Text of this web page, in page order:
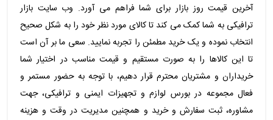
آخرین قیمت روز بازار برای شما فراهم می آورد. وب سایت بازار
ترافیکی به شما کمک می کند تا کالای مورد نظر خود را به شکل صحیح
انتخاب نموده و یک خرید مطمئن را تجربه نمایید. سعی ما بر آن است
تا این کالاها را به صورت مستقیم و قیمت مناسب در اختیار شما
خریداران و مشتریان محترم قرار دهیم، با توجه به حضور مستمر و
فعال مجموعه در بورس لوازم و تجهیزات ایمنی و ترافیکی، جهت
مشاوره، ثبت سفارش و خرید و همچنین مدیریت در وقت و هزینه